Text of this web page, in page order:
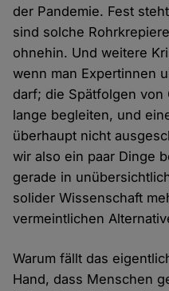
der Pandemie. Fest
sind solche
ohnehin. Und weitere
wenn man Expertinnen
darf; die Spätfolgen
lange begleiten, und
überhaupt nicht
wir also ein paar Dinge
gerade in
solider Wissenschaft
vermeintlichen
Warum fällt das
Hand, dass Menschen